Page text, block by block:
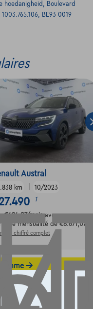
hoedanigheid, Boulevard
BE93 0019
Austral
km 10/2023
1
€424,07/moisavec une
mensualité de€8.671,07
chiffré complet